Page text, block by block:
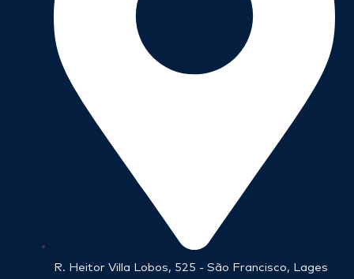
R. Heitor Villa Lobos, 525 - São Francisco, Lages